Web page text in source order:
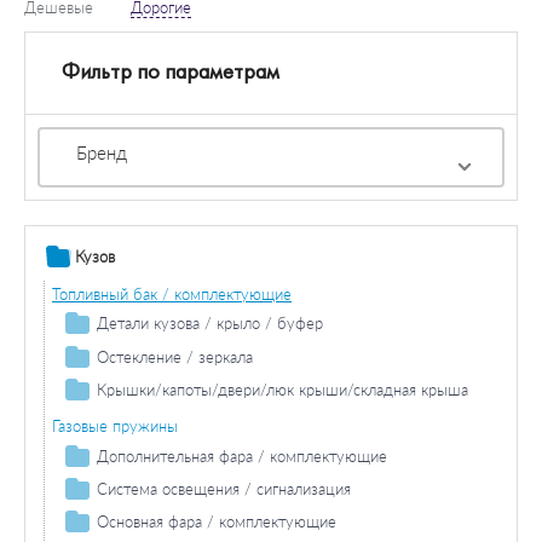
Дешевые Дорогие
Фильтр по параметрам
Бренд
Кузов
Топливный бак / комплектующие
Детали кузова / крыло / буфер
Продольная / поперечная балка
Колесная ниша
Накладки порога / двери
Боковина
Остекление / зеркала
Зеркала
Крышки/капоты/двери/люк крыши/складная крыша
Двери / комплектующие
Газовые пружины
Дополнительная фара / комплектующие
Противотуманная фара / комплектующие
Противотуманная фара лампа накаливания
Фара дальнего света / комплектующие
Система освещения / сигнализация
Задний фонарь / комплектующие
Основная фара / комплектующие